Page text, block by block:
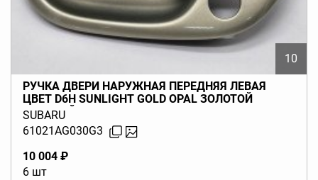
10
РУЧКА ДВЕРИ НАРУЖНАЯ ПЕРЕДНЯЯ ЛЕВАЯ
ЦВЕТ D6H SUNLIGHT GOLD OPAL ЗОЛОТОЙ
СВЕТЛЫЙ LEGACY BL BP (B13) 2003-2009
SUBARU
61021AG030G3
10 004 ₽
6 шт